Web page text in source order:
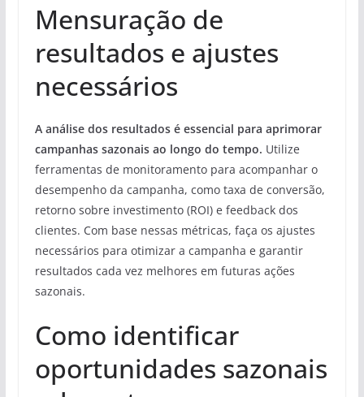
Mensuração de
resultados e ajustes
necessários
A análise dos resultados é essencial para aprimorar
campanhas sazonais ao longo do tempo. Utilize
ferramentas de monitoramento para acompanhar o
desempenho da campanha, como taxa de conversão,
retorno sobre investimento (ROI) e feedback dos
clientes. Com base nessas métricas, faça os ajustes
necessários para otimizar a campanha e garantir
resultados cada vez melhores em futuras ações
sazonais.
Como identificar
oportunidades sazonais